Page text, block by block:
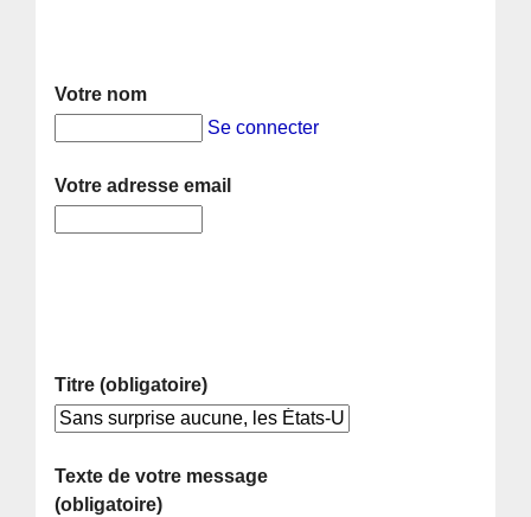
Votre nom
Se connecter
Votre adresse email
Titre (obligatoire)
Texte de votre message
(obligatoire)